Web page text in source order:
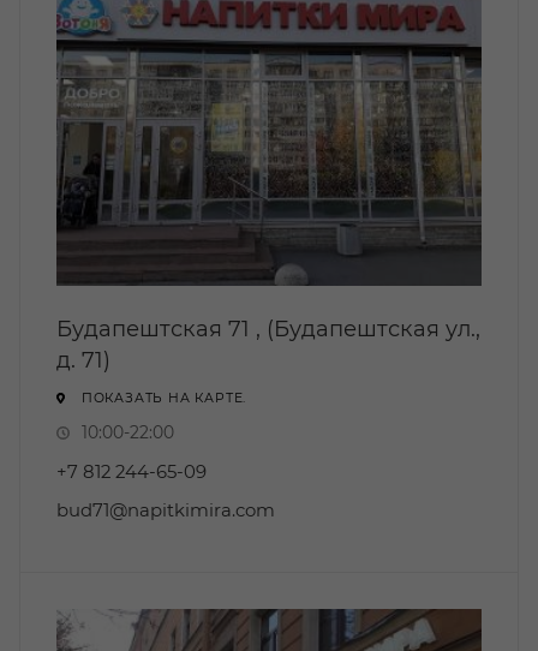
Будапештская 71 , (Будапештская ул.,
д. 71)
ПОКАЗАТЬ НА КАРТЕ.
10:00-22:00
+7 812 244-65-09
bud71@napitkimira.com